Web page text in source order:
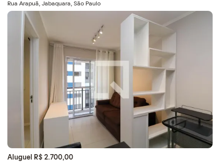
Rua Arapuã, Jabaquara, São Paulo
Aluguel R$ 2.700,00